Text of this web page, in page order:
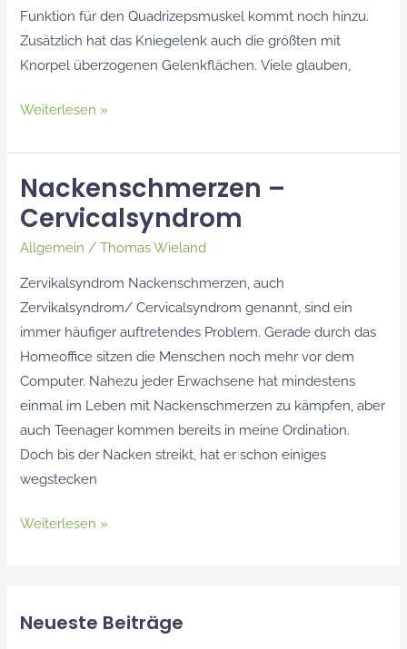
Funktion für den Quadrizepsmuskel kommt noch hinzu.
Zusätzlich hat das Kniegelenk auch die größten mit
Knorpel überzogenen Gelenkflächen. Viele glauben,
Weiterlesen »
Nackenschmerzen –
Cervicalsyndrom
Allgemein /Thomas Wieland
Zervikalsyndrom Nackenschmerzen, auch
Zervikalsyndrom/ Cervicalsyndrom genannt, sind ein
immer häufiger auftretendes Problem. Gerade durch das
Homeoffice sitzen die Menschen noch mehr vor dem
Computer. Nahezu jeder Erwachsene hat mindestens
einmal im Leben mit Nackenschmerzen zu kämpfen, aber
auch Teenager kommen bereits in meine Ordination.
Doch bis der Nacken streikt, hat er schon einiges
wegstecken
Nackenschmerzen
–
Weiterlesen »
Neueste Beiträge